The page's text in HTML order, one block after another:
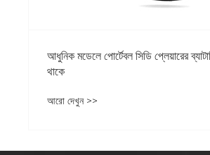
মডেলে পোর্টেবল সিডি প্লেয়ারের ব্যাটারি লাইফ ভালো